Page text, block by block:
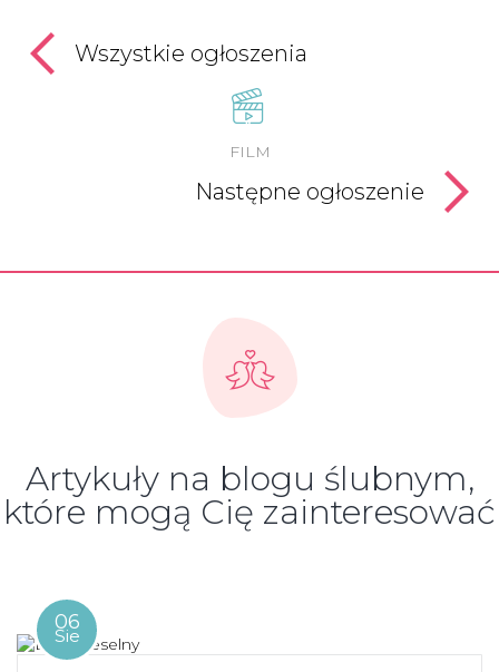
Wszystkie ogłoszenia
FILM
Następne ogłoszenie
Artykuły na blogu ślubnym,
które mogą Cię zainteresować
06
Sie